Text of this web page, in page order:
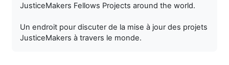
JusticeMakers Fellows Projects around the world.
Un endroit pour discuter de la mise à jour des projets
JusticeMakers à travers le monde.